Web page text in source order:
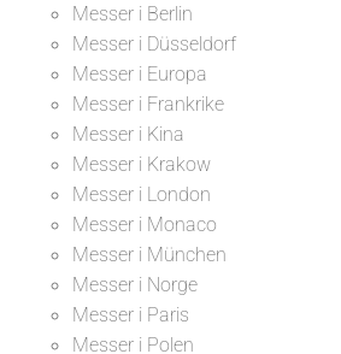
Messer i Berlin
Messer i Düsseldorf
Messer i Europa
Messer i Frankrike
Messer i Kina
Messer i Krakow
Messer i London
Messer i Monaco
Messer i München
Messer i Norge
Messer i Paris
Messer i Polen